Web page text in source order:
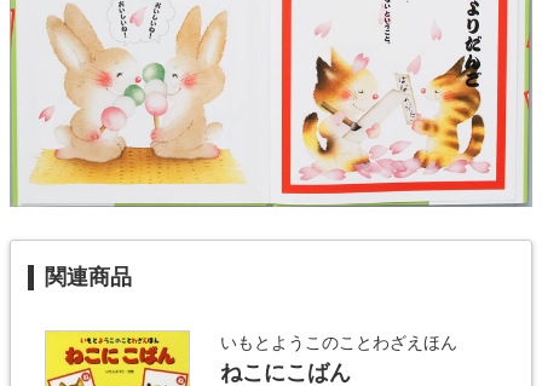
関連商品
いもとようこのことわざえほん
ねこにこばん